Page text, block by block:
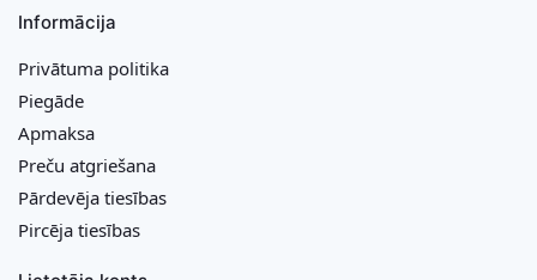
Informācija
Privātuma politika
Piegāde
Apmaksa
Preču atgriešana
Pārdevēja tiesības
Pircēja tiesības